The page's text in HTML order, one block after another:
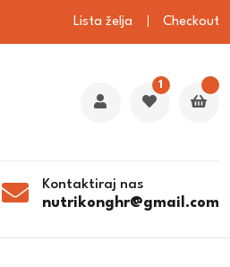
Lista želja Checkout
1
Kontaktiraj nas
nutrikonghr@gmail.com